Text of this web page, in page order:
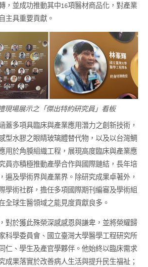
，並成功推動其中16項醫材商品化，對產業
主具重要貢獻。
現場展示之「傑出特約研究員」看板
蓋多項具臨床與產業應用潛力之創新技術，
型水膠之眼睛玻璃體替代物，以及以台灣鯛
用於角膜組織工程，展現高度臨床與產業應
員亦積極推動產學合作與國際鏈結，長年培
遍及學術界與產業界。除研究成果卓著外，
學術社群，擔任多項國際期刊編審及學術組
全球生醫領域之能見度貢獻良多。
對於獲此殊榮深感感恩與謙卑，並將榮耀歸
科學委員會、國立臺灣大學醫學工程研究所
仁、學生及產官學夥伴。他始終以臨床需求
成果落實於改善病人生活與提升民生福祉；